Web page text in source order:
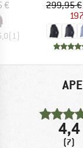
€
(1)
299,95 €
4,4
(7)